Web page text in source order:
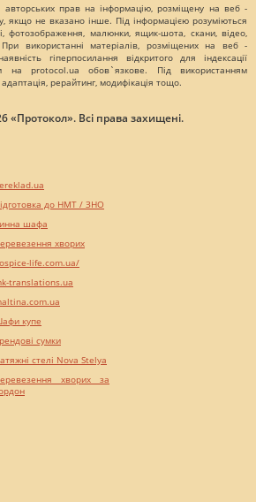
авторських прав на інформацію, розміщену на веб -
якщо не вказано інше. Під інформацією розуміються
фотозображення, малюнки, ящик-шота, скани, відео,
використанні матеріалів, розміщених на веб -
гіперпосилання відкритого для індексації
на protocol.ua обов`язкове. Під використанням
рерайтинг, модифікація тощо.
«Протокол». Всі права захищені.
до НМТ / ЗНО
шафа
хворих
life.com.ua/
translations.ua
купе
сумки
стелі Nova Stelya
хворих за